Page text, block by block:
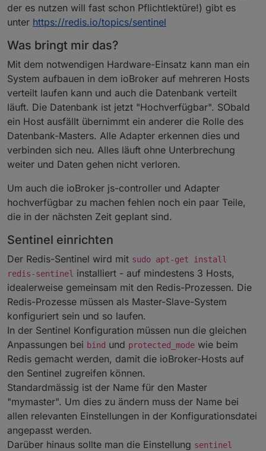
der es nutzen will fast schon Pflichtlektüre!) gibt es
unter https://redis.io/topics/sentinel
Was bringt mir das?
Mit dem notwendigen Hardware-Einsatz kann man ein
System aufbauen in dem ioBroker auf mehreren Hosts
verteilt laufen kann und auch die Datenbank verteilt
läuft. Die Datenbank ist jetzt "Hochverfügbar". SObald
ein Host ausfällt übernimmt ein anderer die Rolle des
Datenbank-Masters. Alle Adapter erkennen dies und
verbinden sich neu. Alles läuft ohne Unterbrechung
weiter und Daten gehen nicht verloren.
Um auch die ioBroker js-controller und Adapter
hochverfügbar zu machen fehlen noch ein paar Teile,
die in der nächsten Zeit geplant sind.
Sentinel einrichten
Der Redis-Sentinel wird mit sudo apt-get install
redis-sentinel installiert - auf mindestens 3 Hosts,
idealerweise gemeinsam mit den Redis-Prozessen. Die
Redis-Prozesse müssen als Master-Slave-System
konfiguriert sein und so laufen.
In der Sentinel Konfiguration müssen nun die gleichen
Anpassungen bei bind und protected_mode wie beim
Redis gemacht werden, damit die ioBroker-Hosts auf
den Sentinel zugreifen können.
Standardmässig ist der Name für den Master
"mymaster". Um dies zu ändern muss der Name bei
allen relevanten Einstellungen in der Konfigurationsdatei
angepasst werden.
Darüber hinaus sollte man die Einstellung sentinel